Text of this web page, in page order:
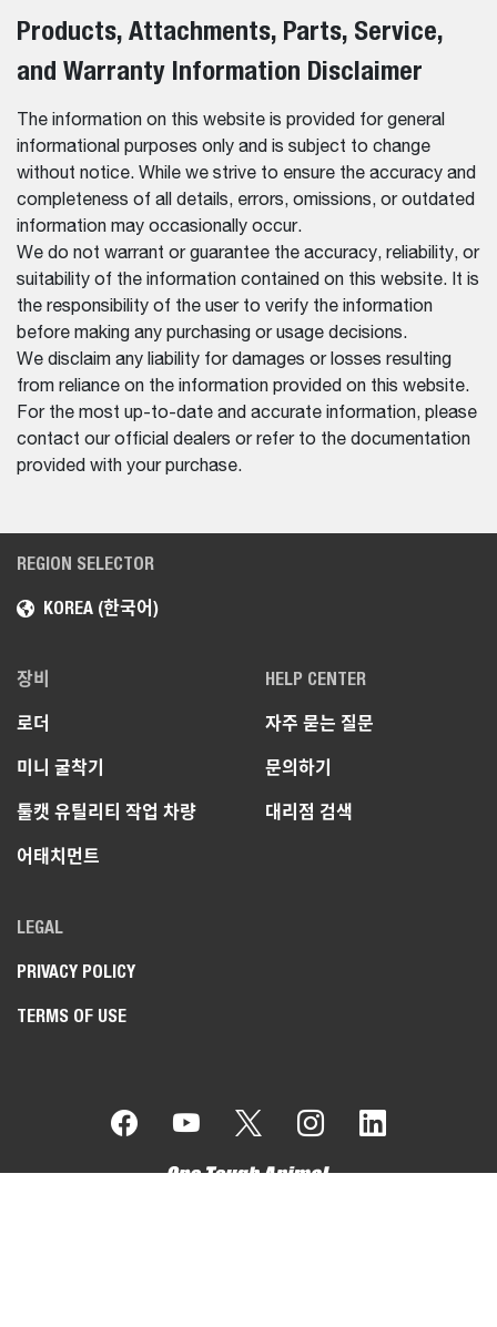
Products, Attachments, Parts, Service,
and Warranty Information Disclaimer
The information on this website is provided for general
informational purposes only and is subject to change
without notice. While we strive to ensure the accuracy and
completeness of all details, errors, omissions, or outdated
information may occasionally occur.
We do not warrant or guarantee the accuracy, reliability, or
suitability of the information contained on this website. It is
the responsibility of the user to verify the information
before making any purchasing or usage decisions.
We disclaim any liability for damages or losses resulting
from reliance on the information provided on this website.
For the most up-to-date and accurate information, please
contact our official dealers or refer to the documentation
provided with your purchase.
REGION SELECTOR
KOREA (한국어)
장비
로더
미니 굴착기
툴캣 유틸리티 작업 차량
어태치먼트
HELP CENTER
자주 묻는 질문
문의하기
대리점 검색
LEGAL
PRIVACY POLICY
TERMS OF USE